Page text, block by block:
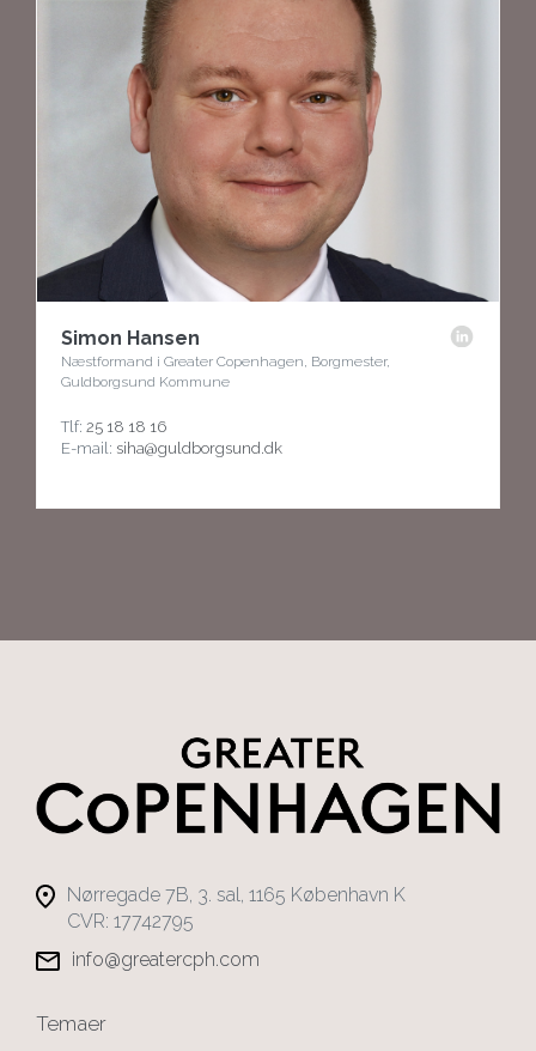
Simon Hansen
Næstformand i Greater Copenhagen, Borgmester,
Guldborgsund Kommune
Tlf: 25 18 18 16
E-mail: siha@guldborgsund.dk
Nørregade 7B, 3. sal, 1165 København K
CVR: 17742795
info@greatercph.com
Temaer